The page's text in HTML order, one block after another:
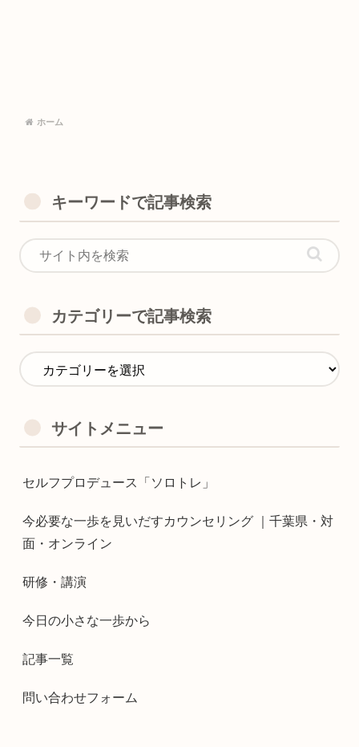
ホーム
キーワードで記事検索
カテゴリーで記事検索
サイトメニュー
セルフプロデュース「ソロトレ」
今必要な一歩を見いだすカウンセリング ｜千葉県・対
面・オンライン
研修・講演
今日の小さな一歩から
記事一覧
問い合わせフォーム